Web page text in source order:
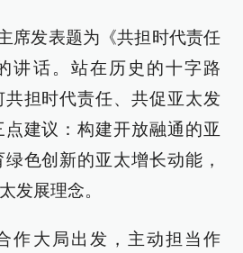
席发表题为《共担时代责任
讲话。站在历史的十字路
共担时代责任、共促亚太发
建议：构建开放融通的亚
色创新的亚太增长动能，
发展理念。
作大局出发，主动担当作